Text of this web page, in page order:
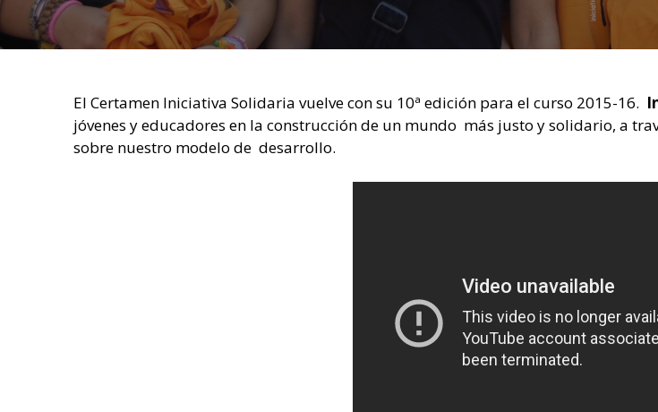
El Certamen Iniciativa Solidaria vuelve con su 10ª edición para el curso 2015-16.
jóvenes y educadores en la construcción de un mundo más justo y solidario, a
sobre nuestro modelo de desarrollo.